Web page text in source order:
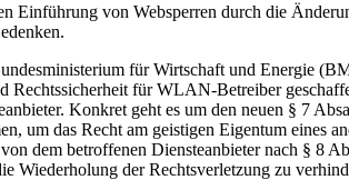
Einführung von Websperren durch die
für Wirtschaft und Energie
für WLAN-Betreiber
Konkret geht es um den neuen § 7
um das Recht am geistigen Eigentum eines
dem betroffenen Diensteanbieter nach §
Wiederholung der Rechtsverletzung zu